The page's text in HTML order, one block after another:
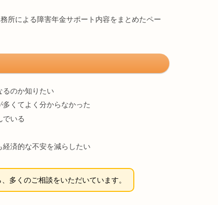
所による障害年金サポート内容をまとめたペー
のか知りたい
くてよく分からなかった
でいる
済的な不安を減らしたい
多くのご相談をいただいています。